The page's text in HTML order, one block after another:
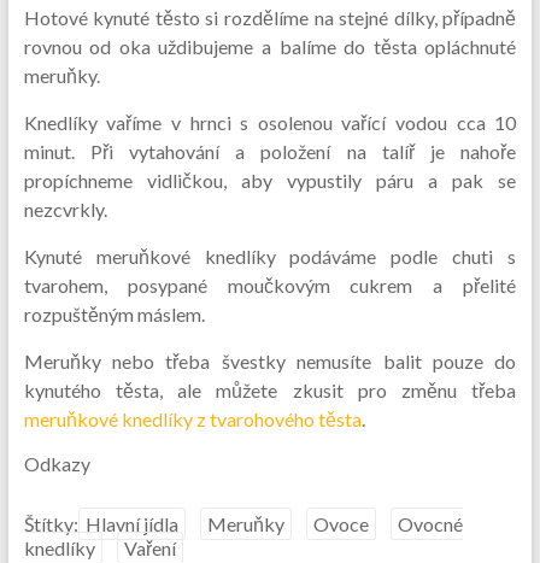
Hotové kynuté těsto si rozdělíme na stejné dílky, případně
rovnou od oka uždibujeme a balíme do těsta opláchnuté
meruňky.
Knedlíky vaříme v hrnci s osolenou vařící vodou cca 10
minut. Při vytahování a položení na talíř je nahoře
propíchneme vidličkou, aby vypustily páru a pak se
nezcvrkly.
Kynuté meruňkové knedlíky podáváme podle chuti s
tvarohem, posypané moučkovým cukrem a přelité
rozpuštěným máslem.
Meruňky nebo třeba švestky nemusíte balit pouze do
kynutého těsta, ale můžete zkusit pro změnu třeba
meruňkové knedlíky z tvarohového těsta.
Odkazy
Štítky: Hlavní jídla Meruňky Ovoce
Ovocné
knedlíky
Vaření